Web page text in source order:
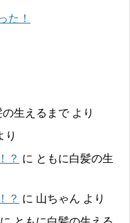
た！
の生えるまでより
り
？ に ともに白髪の生
？ に 山ちゃん より